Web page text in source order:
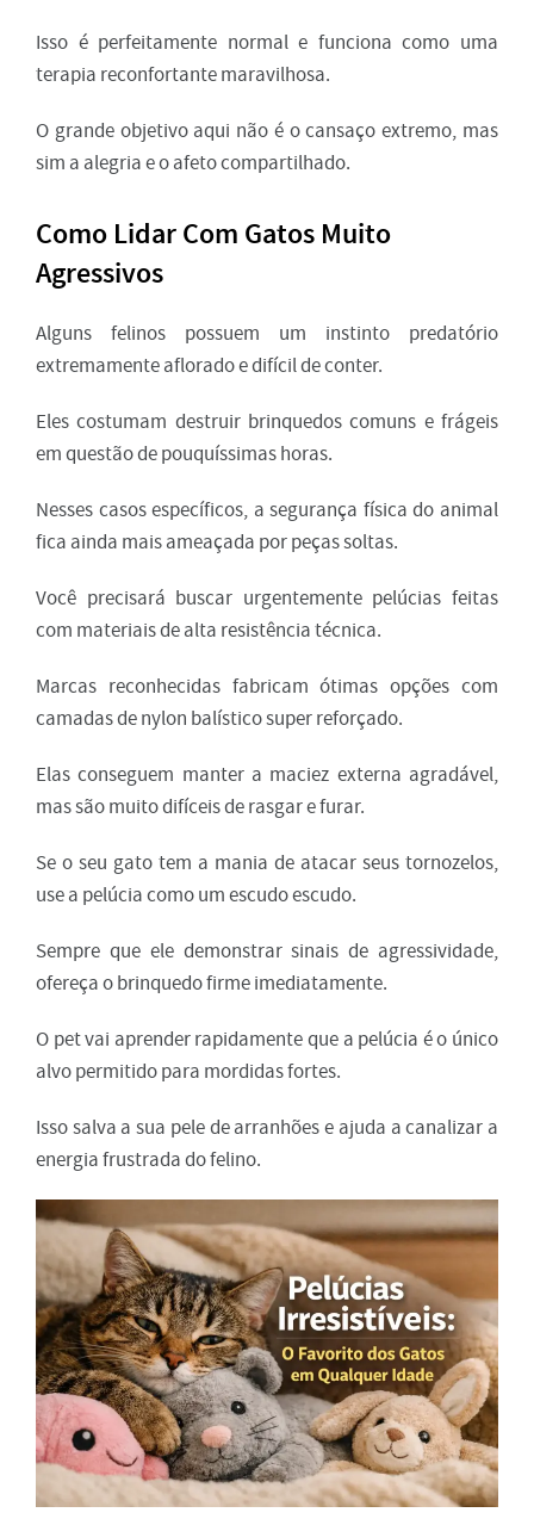
Isso é perfeitamente normal e funciona como uma
terapia reconfortante maravilhosa.
O grande objetivo aqui não é o cansaço extremo, mas
sim a alegria e o afeto compartilhado.
Como Lidar Com Gatos Muito
Agressivos
Alguns felinos possuem um instinto predatório
extremamente aflorado e difícil de conter.
Eles costumam destruir brinquedos comuns e frágeis
em questão de pouquíssimas horas.
Nesses casos específicos, a segurança física do animal
fica ainda mais ameaçada por peças soltas.
Você precisará buscar urgentemente pelúcias feitas
com materiais de alta resistência técnica.
Marcas reconhecidas fabricam ótimas opções com
camadas de nylon balístico super reforçado.
Elas conseguem manter a maciez externa agradável,
mas são muito difíceis de rasgar e furar.
Se o seu gato tem a mania de atacar seus tornozelos,
use a pelúcia como um escudo escudo.
Sempre que ele demonstrar sinais de agressividade,
ofereça o brinquedo firme imediatamente.
O pet vai aprender rapidamente que a pelúcia é o único
alvo permitido para mordidas fortes.
Isso salva a sua pele de arranhões e ajuda a canalizar a
energia frustrada do felino.